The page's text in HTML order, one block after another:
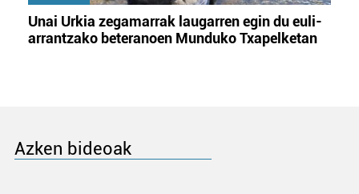
Unai Urkia zegamarrak laugarren egin du euli-
arrantzako beteranoen Munduko Txapelketan
Azken bideoak